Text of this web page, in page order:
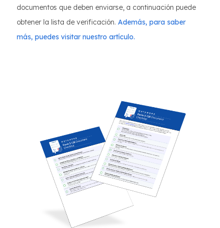
documentos que deben enviarse, a continuación puede
obtener la lista de verificación. Además, para saber
más, puedes visitar nuestro artículo.